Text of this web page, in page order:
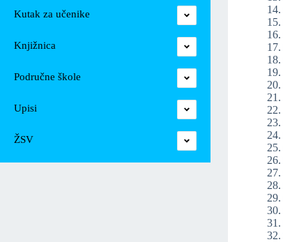
Kutak za učenike
Knjižnica
Područne škole
Upisi
ŽSV